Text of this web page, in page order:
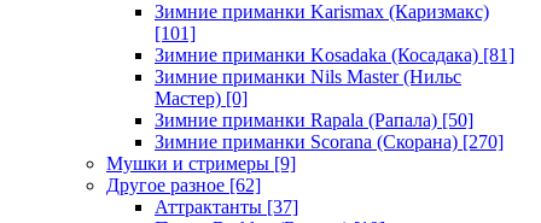
Зимние приманки Karismax (Каризмакс)
[101]
Зимние приманки Kosadaka (Косадака) [81]
Зимние приманки Nils Master (Нильс
Мастер) [0]
Зимние приманки Rapala (Рапала) [50]
Зимние приманки Scorana (Скорана) [270]
Мушки и стримеры [9]
Другое разное [62]
Аттрактанты [37]